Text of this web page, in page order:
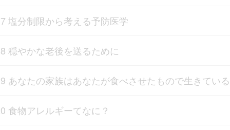
塩分制限から考える予防医学
穏やかな老後を送るために
あなたの家族はあなたが食べさせたもので生きている
食物アレルギーてなに？